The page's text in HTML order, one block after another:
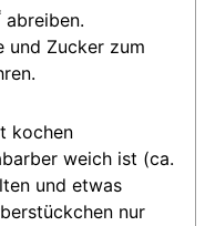
abreiben.
und Zucker zum
weich ist (ca.
und etwas
nur